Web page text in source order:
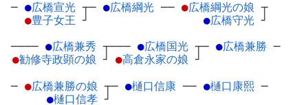
─ ●広橋宣光 ┬
●豊子女王 ┘
─ ●広橋綱光 ── ●広橋綱光の娘 ┬
●広橋守光 ┘
──── ●広橋兼秀 ┬
●勧修寺政顕の娘 ┘
─── ●広橋国光 ┬
●高倉永家の娘 ┘
─ ●広橋兼勝 ─
─ ●広橋兼勝の娘 ┬
●樋口信孝 ┘
─ ●樋口信康 ── ●樋口康熙 ─